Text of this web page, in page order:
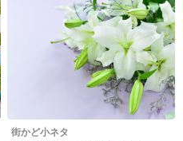
街かど小ネタ